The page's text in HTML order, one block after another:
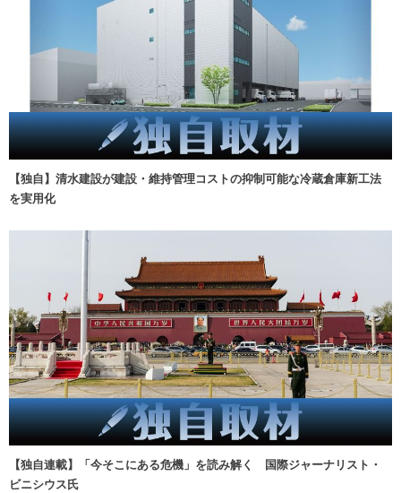
【独自】清水建設が建設・維持管理コストの抑制可能な冷蔵倉庫新工法
を実用化
【独自連載】「今そこにある危機」を読み解く 国際ジャーナリスト・
ビニシウス氏